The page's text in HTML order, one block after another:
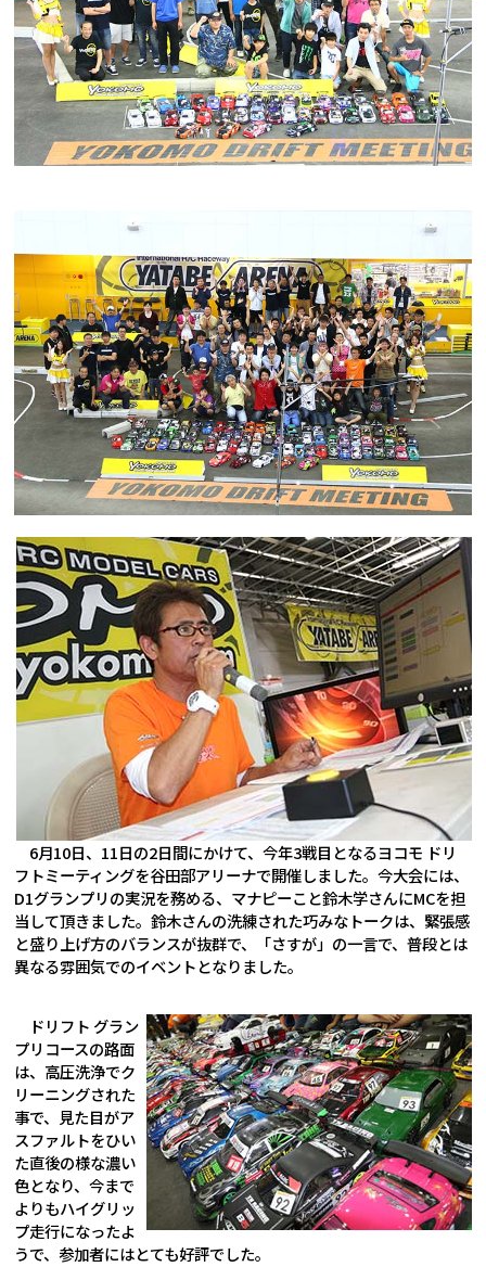
6月10日、11日の2日間にかけて、今年3戦目となるヨコモ ドリ
フトミーティングを谷田部アリーナで開催しました。今大会には、
D1グランプリの実況を務める、マナピーこと鈴木学さんにMCを担
当して頂きました。鈴木さんの洗練された巧みなトークは、緊張感
と盛り上げ方のバランスが抜群で、「さすが」の一言で、普段とは
異なる雰囲気でのイベントとなりました。
ドリフト グラン
プリコースの路面
は、高圧洗浄でク
リーニングされた
事で、見た目がア
スファルトをひい
た直後の様な濃い
色となり、今まで
よりもハイグリッ
プ走行になったよ
うで、参加者にはとても好評でした。